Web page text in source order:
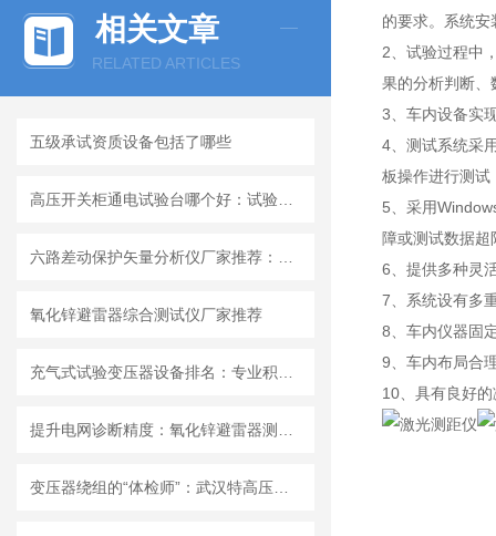
相关文章
RELATED ARTICLES
五级承试资质设备包括了哪些
氧化锌避雷器综合测试仪厂家推荐
的要求。系统
2、试验过程中
果的分析判断、
3、车内设备实
4、测试系统采
板操作进行测试
5、采用
障或测试数据
6、提供多种灵
7、系统设有多
8、车内仪器固
9、车内布局合
10、具有良好